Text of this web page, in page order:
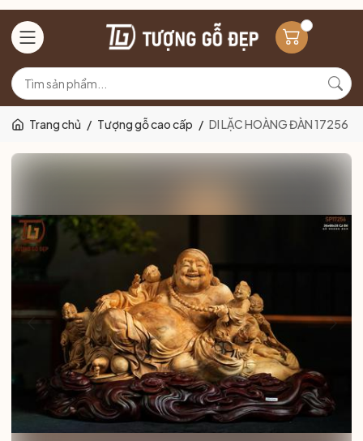
Trang chủ / Tượng gỗ cao cấp / DI LẶC HOÀNG ĐÀN 17256